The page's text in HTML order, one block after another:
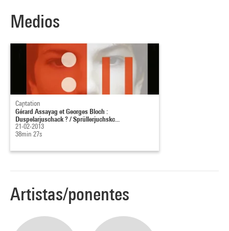
Medios
Captation
Gérard Assayag et Georges Bloch :
Duspelarjuschack ? / Sprüllerjuchskc...
21-02-2013
38min 27s
Artistas/ponentes